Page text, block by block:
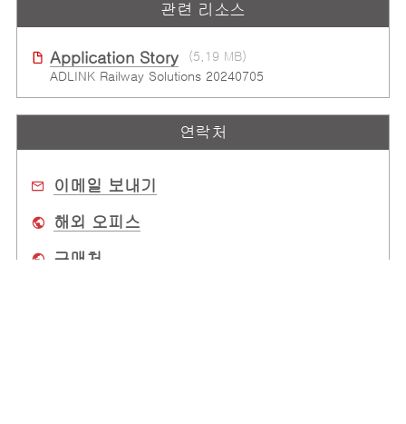
관련 리소스
Application Story
(5.19 MB)
ADLINK Railway Solutions 20240705
연락처
이메일 보내기
해외 오피스
구매처